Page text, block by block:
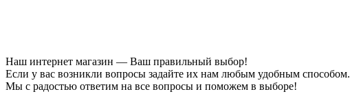
Наш интернет магазин — Ваш правильный выбор!
Если у вас возникли вопросы задайте их нам любым удобным способом.
Мы с радостью ответим на все вопросы и поможем в выборе!